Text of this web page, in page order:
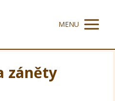
MENU
záněty